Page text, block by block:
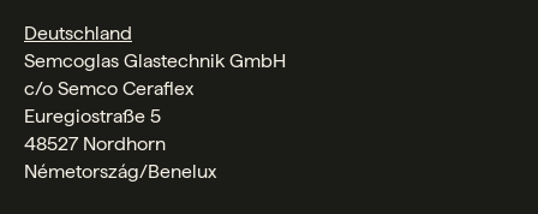
Deutschland
Semcoglas Glastechnik GmbH
c/o Semco Ceraflex
Euregiostraße 5
48527 Nordhorn
Németország/Benelux